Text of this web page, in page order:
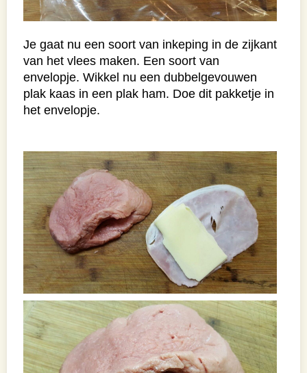
Je gaat nu een soort van inkeping in de zijkant
van het vlees maken. Een soort van
envelopje. Wikkel nu een dubbelgevouwen
plak kaas in een plak ham. Doe dit pakketje in
het envelopje.